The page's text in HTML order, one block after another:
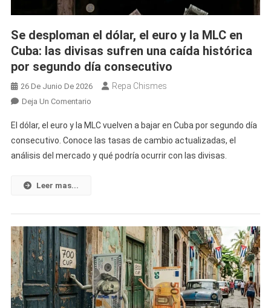
Informal
Se desploman el dólar, el euro y la MLC en
Cuba: las divisas sufren una caída histórica
por segundo día consecutivo
26 De Junio De 2026 Repa Chismes
Deja Un ComentarioEn
Desploman
El
Dólar,
La
MLC
En
Cuba:
Las
Divisas
Sufren
El dólar, el euro y la MLC vuelven a bajar en Cuba por segundo día
consecutivo. Conoce las tasas de cambio actualizadas, el
análisis del mercado y qué podría ocurrir con las divisas.
Leer mas...